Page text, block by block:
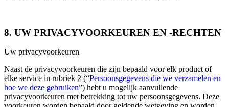
8. UW PRIVACYVOORKEUREN EN -RECHTEN
Uw privacyvoorkeuren
Naast de privacyvoorkeuren die zijn bepaald voor elk product of
elke service in rubriek 2 (“Persoonsgegevens die we verzamelen en
hoe we deze gebruiken”) hebt u mogelijk aanvullende
privacyvoorkeuren met betrekking tot uw persoonsgegevens. Deze